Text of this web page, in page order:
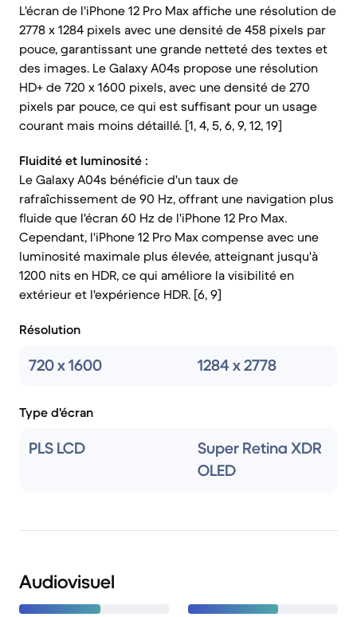
L'écran de l'iPhone 12 Pro Max affiche une résolution de
2778 x 1284 pixels avec une densité de 458 pixels par
pouce, garantissant une grande netteté des textes et
des images. Le Galaxy A04s propose une résolution
HD+ de 720 x 1600 pixels, avec une densité de 270
pixels par pouce, ce qui est suffisant pour un usage
courant mais moins détaillé. [1, 4, 5, 6, 9, 12, 19]
Fluidité et luminosité :
Le Galaxy A04s bénéficie d'un taux de
rafraîchissement de 90 Hz, offrant une navigation plus
fluide que l'écran 60 Hz de l'iPhone 12 Pro Max.
Cependant, l'iPhone 12 Pro Max compense avec une
luminosité maximale plus élevée, atteignant jusqu'à
1200 nits en HDR, ce qui améliore la visibilité en
extérieur et l'expérience HDR. [6, 9]
Résolution
720 x 1600 1284 x 2778
Type d'écran
PLS LCD
Super Retina XDR
OLED
Audiovisuel